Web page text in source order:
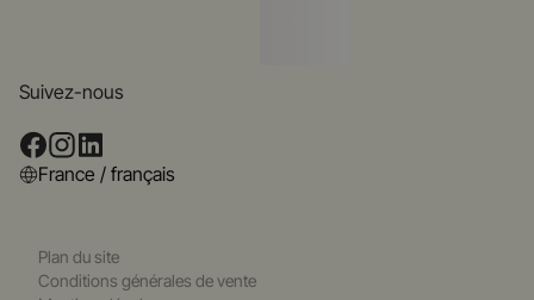
Suivez-nous
France / français
Plan du site
Conditions générales de vente